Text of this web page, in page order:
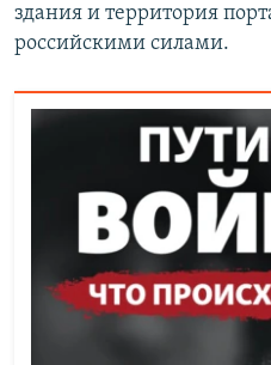
здания и территория
российскими силами.